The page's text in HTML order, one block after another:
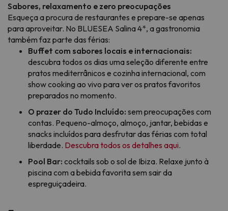
Sabores, relaxamento e zero preocupações
Esqueça a procura de restaurantes e prepare-se apenas
para aproveitar. No BLUESEA Salina 4*, a gastronomia
também faz parte das férias:
Buffet com sabores locais e internacionais:
descubra todos os dias uma seleção diferente entre
pratos mediterrânicos e cozinha internacional, com
show cooking ao vivo para ver os pratos favoritos
preparados no momento.
O prazer do Tudo Incluído: sem preocupações com
contas. Pequeno-almoço, almoço, jantar, bebidas e
snacks incluídos para desfrutar das férias com total
liberdade. Descubra todos os detalhes aqui.
Pool Bar: cocktails sob o sol de Ibiza. Relaxe junto à
piscina com a bebida favorita sem sair da
espreguiçadeira.